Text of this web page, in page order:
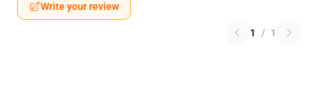
Write your review
1 / 1